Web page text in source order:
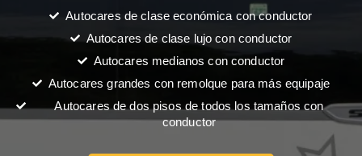
Autocares de clase económica con conductor
Autocares de clase lujo con conductor
Autocares medianos con conductor
Autocares grandes con remolque para más equipaje
Autocares de dos pisos de todos los tamaños con
conductor